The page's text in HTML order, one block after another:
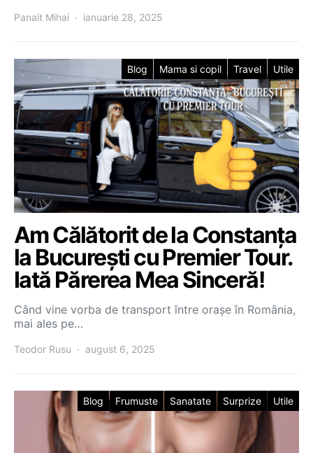
Panait Mihai ianuarie 28, 2025
Blog Mama si copil Travel Utile
Am Călătorit de la Constanța
la București cu Premier Tour.
Iată Părerea Mea Sinceră!
Când vine vorba de transport între orașe în România,
mai ales pe…
Teodor Rusu august 6, 2025
Blog Frumuste Sanatate Surprize Utile